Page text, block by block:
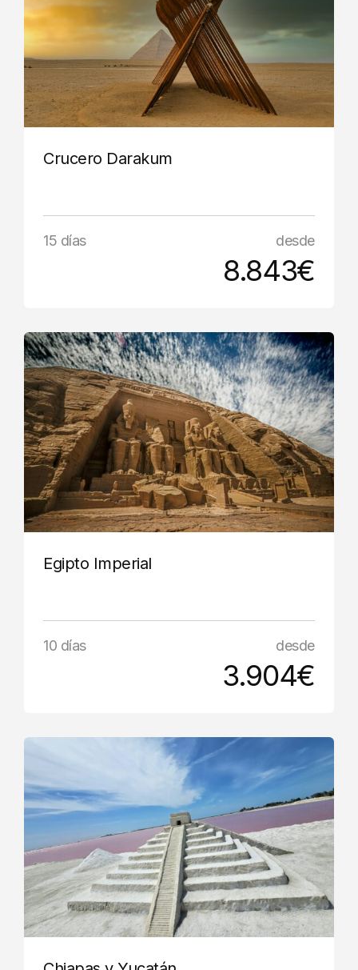
Crucero Darakum
15 días desde
8.843€
Egipto Imperial
10 días desde
3.904€